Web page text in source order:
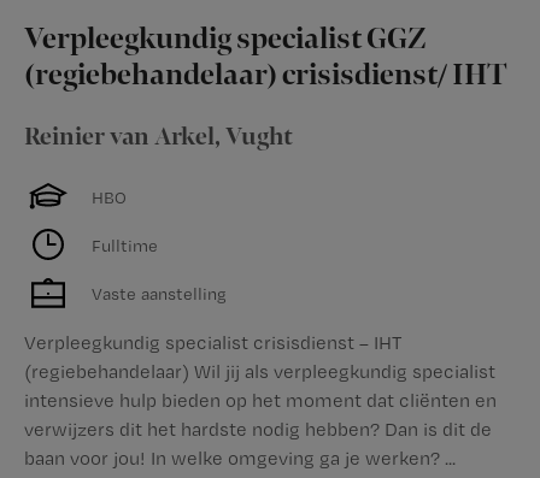
Verpleegkundig specialist GGZ
(regiebehandelaar) crisisdienst/ IHT
Reinier van Arkel, Vught
HBO
Fulltime
Vaste aanstelling
Verpleegkundig specialist crisisdienst – IHT
(regiebehandelaar) Wil jij als verpleegkundig specialist
intensieve hulp bieden op het moment dat cliënten en
verwijzers dit het hardste nodig hebben? Dan is dit de
baan voor jou! In welke omgeving ga je werken? ...